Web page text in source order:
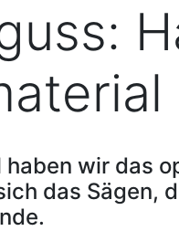
haben wir das
das Sägen,